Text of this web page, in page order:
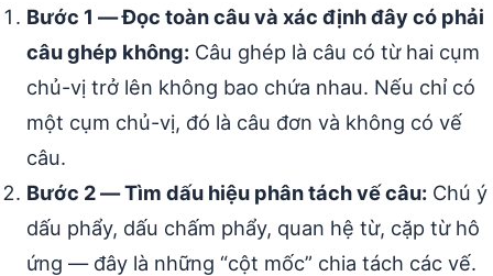
Bước 1 — Đọc toàn câu và xác định đây có phải
câu ghép không: Câu ghép là câu có từ hai cụm
chủ-vị trở lên không bao chứa nhau. Nếu chỉ có
một cụm chủ-vị, đó là câu đơn và không có vế
câu.
Bước 2 — Tìm dấu hiệu phân tách vế câu: Chú ý
dấu phẩy, dấu chấm phẩy, quan hệ từ, cặp từ hô
ứng — đây là những “cột mốc” chia tách các vế.